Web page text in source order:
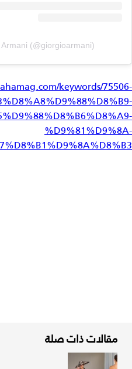
(@giorgioarmani)
keywords/75506-
%D9%81%D9%8A-
مقالات ذات صلة